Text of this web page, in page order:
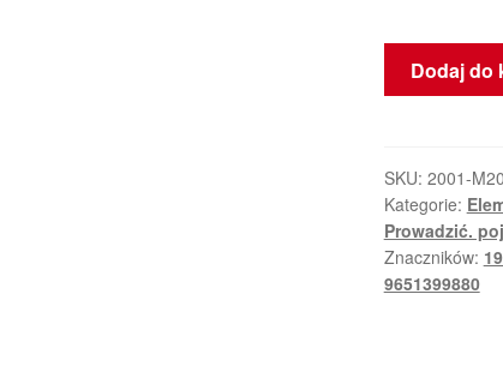
ilość
Jednostka
SID
804
5WS40113B-
T
9647568180
Dodaj do
SKU: 2001-
Kategorie:
Prowadzić.
Znaczników:
9651399880